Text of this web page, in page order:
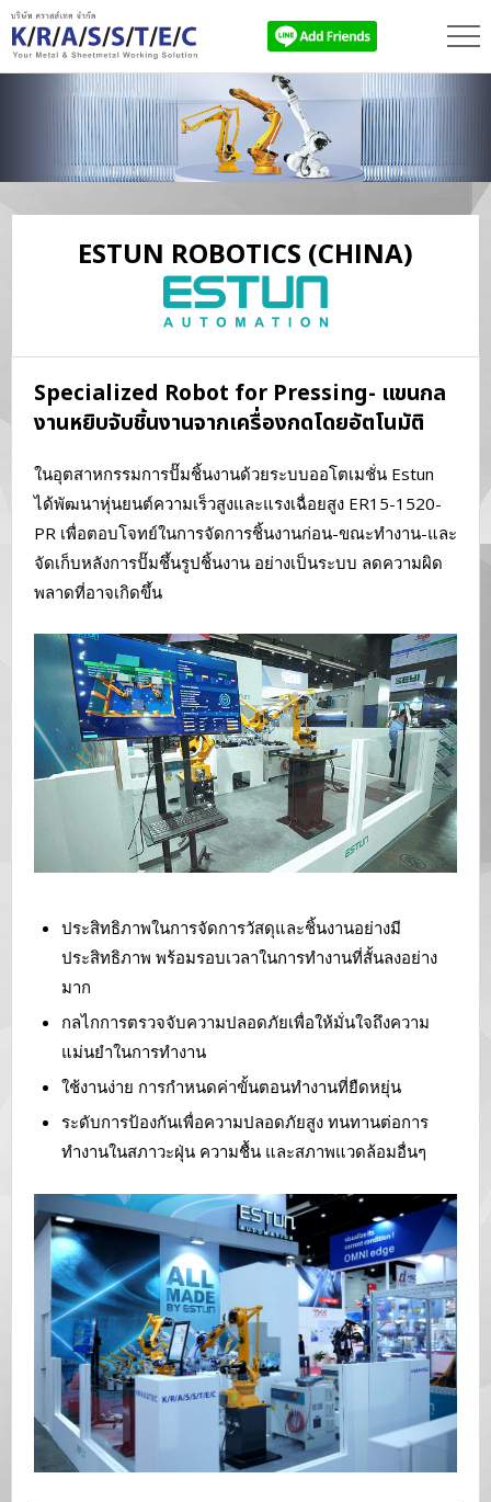
ESTUN ROBOTICS (CHINA)
Specialized Robot for Pressing- แขนกล
งานหยิบจับชิ้นงานจากเครื่องกดโดยอัตโนมัติ
ในอุตสาหกรรมการปั๊มชิ้นงานด้วยระบบออโตเมชั่น Estun
ได้พัฒนาหุ่นยนต์ความเร็วสูงและแรงเฉื่อยสูง ER15-1520-
PR เพื่อตอบโจทย์ในการจัดการชิ้นงานก่อน-ขณะทำงาน-และ
จัดเก็บหลังการปั๊มชึ้นรูปชิ้นงาน อย่างเป็นระบบ ลดความผิด
พลาดที่อาจเกิดขึ้น
ประสิทธิภาพในการจัดการวัสดุและชิ้นงานอย่างมี
ประสิทธิภาพ พร้อมรอบเวลาในการทำงานที่สั้นลงอย่าง
มาก
กลไกการตรวจจับความปลอดภัยเพื่อให้มั่นใจถึงความ
แม่นยำในการทำงาน
ใช้งานง่าย การกำหนดค่าขั้นตอนทำงานที่ยืดหยุ่น
ระดับการป้องกันเพื่อความปลอดภัยสูง ทนทานต่อการ
ทำงานในสภาวะฝุ่น ความชื้น และสภาพแวดล้อมอื่นๆ